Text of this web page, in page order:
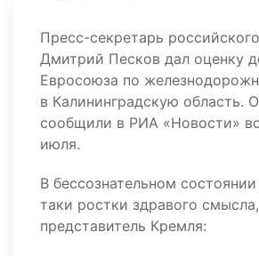
Пресс-секретарь
Дмитрий Песков дал оценку
Евросоюза по
в Калининградскую область.
сообщили в РИА «Новости»
июля.
В бессознательном
таки ростки здравого
представитель Кремля: